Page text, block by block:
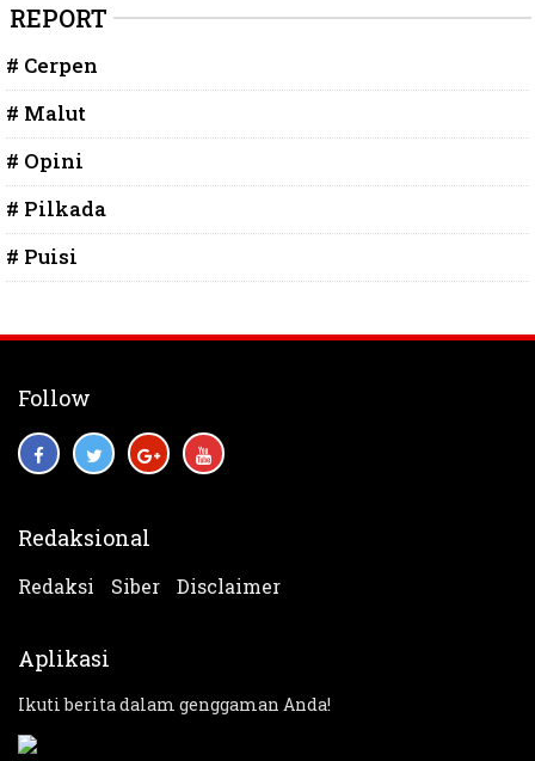
REPORT
# Cerpen
# Malut
# Opini
# Pilkada
# Puisi
Follow
Redaksional
Redaksi Siber Disclaimer
Aplikasi
Ikuti berita dalam genggaman Anda!